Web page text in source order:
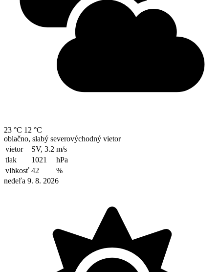
23 °C 12 °C
oblačno, slabý severovýchodný vietor
vietor
SV, 3.2 m/s
tlak
1021
hPa
vlhkosť 42
%
nedeľa 9. 8. 2026